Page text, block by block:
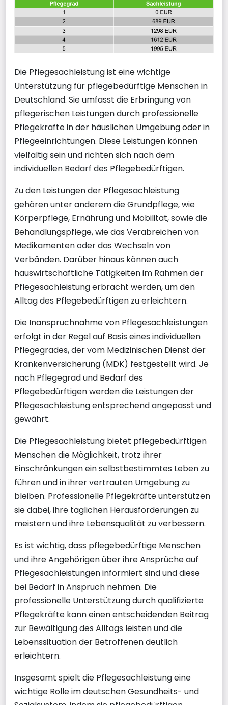
Die Pflegesachleistung ist eine wichtige
Unterstützung für pflegebedürftige Menschen in
Deutschland. Sie umfasst die Erbringung von
pflegerischen Leistungen durch professionelle
Pflegekräfte in der häuslichen Umgebung oder in
Pflegeeinrichtungen. Diese Leistungen können
vielfältig sein und richten sich nach dem
individuellen Bedarf des Pflegebedürftigen.
Zu den Leistungen der Pflegesachleistung
gehören unter anderem die Grundpflege, wie
Körperpflege, Ernährung und Mobilität, sowie die
Behandlungspflege, wie das Verabreichen von
Medikamenten oder das Wechseln von
Verbänden. Darüber hinaus können auch
hauswirtschaftliche Tätigkeiten im Rahmen der
Pflegesachleistung erbracht werden, um den
Alltag des Pflegebedürftigen zu erleichtern.
Die Inanspruchnahme von Pflegesachleistungen
erfolgt in der Regel auf Basis eines individuellen
Pflegegrades, der vom Medizinischen Dienst der
Krankenversicherung (MDK) festgestellt wird. Je
nach Pflegegrad und Bedarf des
Pflegebedürftigen werden die Leistungen der
Pflegesachleistung entsprechend angepasst und
gewährt.
Die Pflegesachleistung bietet pflegebedürftigen
Menschen die Möglichkeit, trotz ihrer
Einschränkungen ein selbstbestimmtes Leben zu
führen und in ihrer vertrauten Umgebung zu
bleiben. Professionelle Pflegekräfte unterstützen
sie dabei, ihre täglichen Herausforderungen zu
meistern und ihre Lebensqualität zu verbessern.
Es ist wichtig, dass pflegebedürftige Menschen
und ihre Angehörigen über ihre Ansprüche auf
Pflegesachleistungen informiert sind und diese
bei Bedarf in Anspruch nehmen. Die
professionelle Unterstützung durch qualifizierte
Pflegekräfte kann einen entscheidenden Beitrag
zur Bewältigung des Alltags leisten und die
Lebenssituation der Betroffenen deutlich
erleichtern.
Insgesamt spielt die Pflegesachleistung eine
wichtige Rolle im deutschen Gesundheits- und